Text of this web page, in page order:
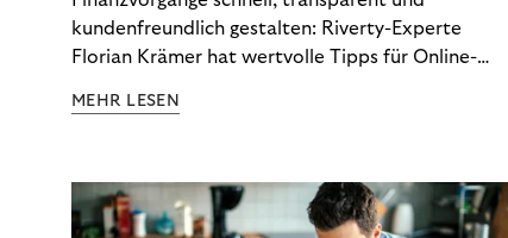
kundenfreundlich gestalten: Riverty-Experte
Florian Krämer hat wertvolle Tipps für Online-
möchten.
MEHR LESEN